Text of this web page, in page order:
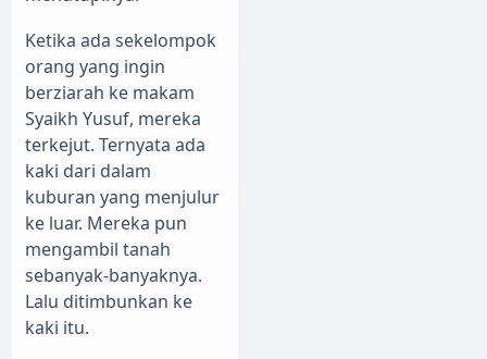
Ketika ada sekelompok
orang yang ingin
berziarah ke makam
Syaikh Yusuf, mereka
terkejut. Ternyata ada
kaki dari dalam
kuburan yang menjulur
ke luar. Mereka pun
mengambil tanah
sebanyak-banyaknya.
Lalu ditimbunkan ke
kaki itu.